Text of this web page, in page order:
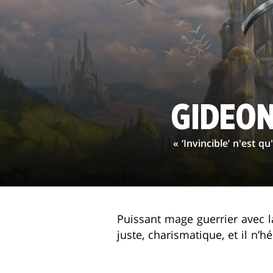
« ‘Invincible’ n'est
Puissant mage guerrier avec
juste, charismatique, et il